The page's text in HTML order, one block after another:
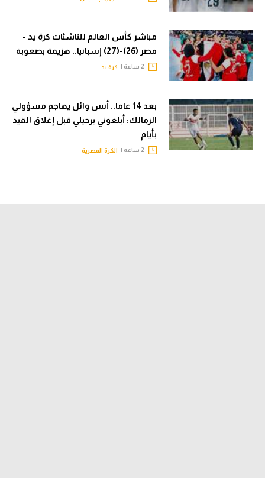
مباشر كأس العالم للناشئات كرة يد -
مصر (26)-(27) إسبانيا.. هزيمة بصعوبة
كرة يد
بعد 14 عاما.. أنس وائل يهاجم مسؤولي
الزمالك: أبلغوني برحيلي قبل إغلاق القيد
بأيام
الكرة المصرية